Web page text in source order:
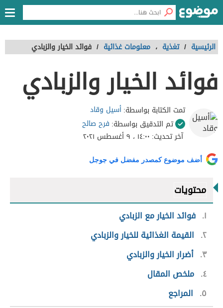
الرئيسية / تغذية ، معلومات غذائية / فوائد الخيار والزبادي
فوائد الخيار والزبادي
تمت الكتابة بواسطة:أسيل وقاد
تم التدقيق بواسطة: فرح صالح
آخر تحديث: ١٤:٠٠ ، ٩ أغسطس ٢٠٢١
أضف موضوع كمصدر مفضل في جوجل
محتويات
١ فوائد الخيار مع الزبادي
٢ القيمة الغذائية للخيار والزبادي
٣ أضرار الخيار والزبادي
٤ ملخص المقال
٥
المراجع